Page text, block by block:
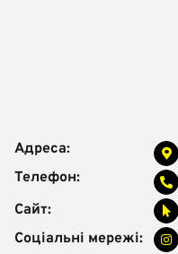
Адреса:
Телефон:
Сайт:
Соціальні мережі: